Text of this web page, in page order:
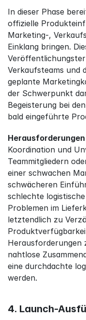
In dieser Phase
offizielle
Marketing-,
Einklang bringen.
Verkaufsteams und
geplante
der Schwerpunkt
Begeisterung bei
bald eingeführte
Koordination und
Teammitgliedern
einer schwachen
schwächeren
schlechte
Problemen im
letztendlich zu
Herausforderungen
nahtlose
eine durchdachte
werden.
4. Launch-